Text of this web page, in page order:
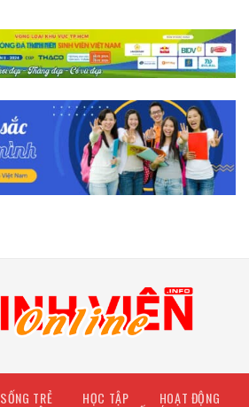
SỐNG TRẺ HỌC TẬP
HOẠT ĐỘNG